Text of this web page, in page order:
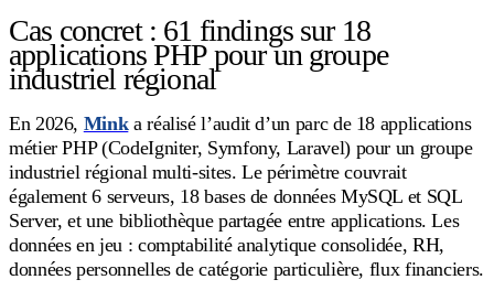
Cas concret : 61 findings sur 18
applications PHP pour un groupe
industriel régional
En 2026, Mink a réalisé l’audit d’un parc de 18 applications
métier PHP (CodeIgniter, Symfony, Laravel) pour un groupe
industriel régional multi-sites. Le périmètre couvrait
également 6 serveurs, 18 bases de données MySQL et SQL
Server, et une bibliothèque partagée entre applications. Les
données en jeu : comptabilité analytique consolidée, RH,
données personnelles de catégorie particulière, flux financiers.